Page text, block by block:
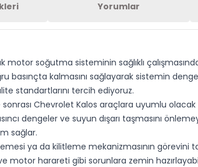
Yorumlar
motor soğutma sisteminin sağlıklı
kalmasını sağlayarak sistemin
standartlarını tercih ediyoruz.
sonrası Chevrolet Kalos araçlara uyumlu
dengeler ve suyun dışarı taşmasını
sağlar.
ya da kilitleme mekanizmasının
motor harareti gibi sorunlara zemin